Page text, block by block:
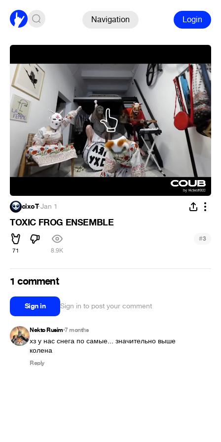
Navigation Login
cixoT·Jan 1
TOXIC FROG ENSEMBLE
71 8.9K
#3
1 comment
Sign in Sign in to post your comment
Nekto Rusim•7 months
хз у нас снега по самые... значительно выше
колена
Reply